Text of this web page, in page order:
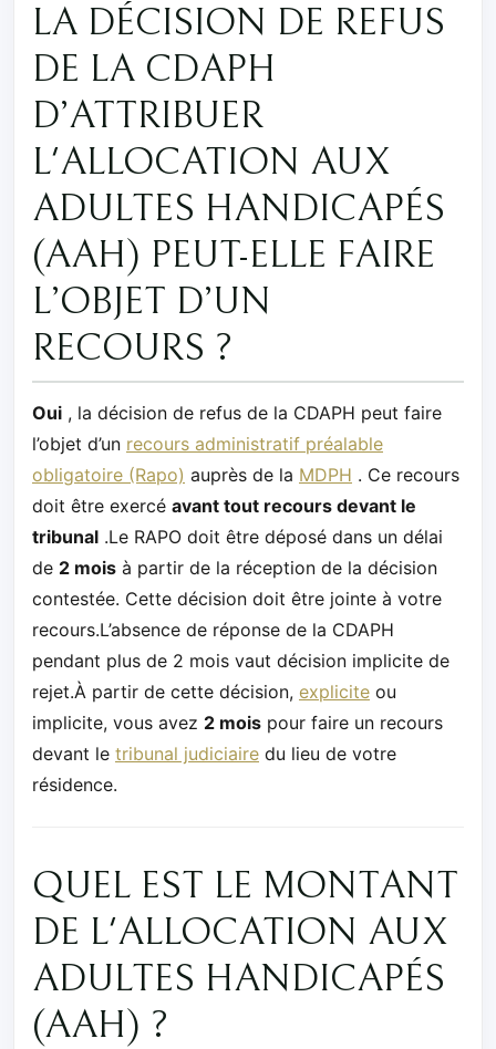
LA DÉCISION DE REFUS
DE LA CDAPH
D’ATTRIBUER
L'ALLOCATION AUX
ADULTES HANDICAPÉS
(AAH) PEUT-ELLE FAIRE
L’OBJET D’UN
RECOURS ?
Oui , la décision de refus de la CDAPH peut faire
l’objet d’un recours administratif préalable
obligatoire (Rapo) auprès de la MDPH . Ce recours
doit être exercé avant tout recours devant le
tribunal .Le RAPO doit être déposé dans un délai
de 2 mois à partir de la réception de la décision
contestée. Cette décision doit être jointe à votre
recours.L’absence de réponse de la CDAPH
pendant plus de 2 mois vaut décision implicite de
rejet.À partir de cette décision, explicite ou
implicite, vous avez 2 mois pour faire un recours
devant le tribunal judiciaire du lieu de votre
résidence.
QUEL EST LE MONTANT
DE L'ALLOCATION AUX
ADULTES HANDICAPÉS
(AAH) ?